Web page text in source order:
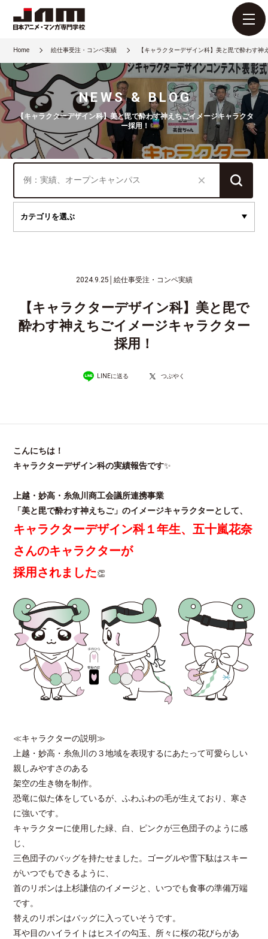
Home 絵仕事受注・コンペ実績 【キャラクターデザイン科】美と毘で酔わす
NEWS & BLOG
【キャラクターデザイン科】美と毘で酔わす神えちごイメージキャラクタ
ー採用！
2024.9.25 絵仕事受注・コンペ実績
【キャラクターデザイン科】美と毘で
酔わす神えちごイメージキャラクター
採用！
LINEに送る つぶやく
こんにちは！
キャラクターデザイン科の実績報告です✨
上越・妙高・糸魚川商工会議所連携事業
「美と毘で酔わす神えちご」のイメージキャラクターとして、
キャラクターデザイン科１年生、五十嵐花奈
さんのキャラクターが
採用されました👏
≪キャラクターの説明≫
上越・妙高・糸魚川の３地域を表現するにあたって可愛らしい
親しみやすさのある
架空の生き物を制作。
恐竜に似た体をしているが、ふわふわの毛が生えており、寒さ
に強いです。
キャラクターに使用した緑、白、ピンクが三色団子のように感
じ、
三色団子のバッグを持たせました。ゴーグルや雪下駄はスキー
がいつでもできるように、
首のリボンは上杉謙信のイメージと、いつでも食事の準備万端
です。
替えのリボンはバッグに入っていそうです。
耳や目のハイライトはヒスイの勾玉、所々に桜の花びらがあ